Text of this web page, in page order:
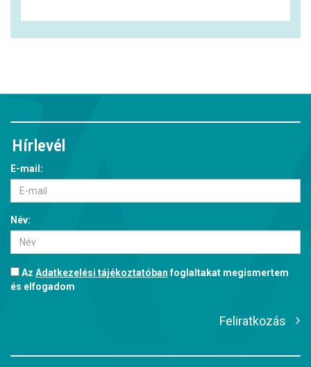
Hírlevél
E-mail:
Név:
Az Adatkezelési tájékoztatóbanfoglaltakat megismertem
és elfogadom
Feliratkozás